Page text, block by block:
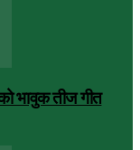
भावुक तीज गीत